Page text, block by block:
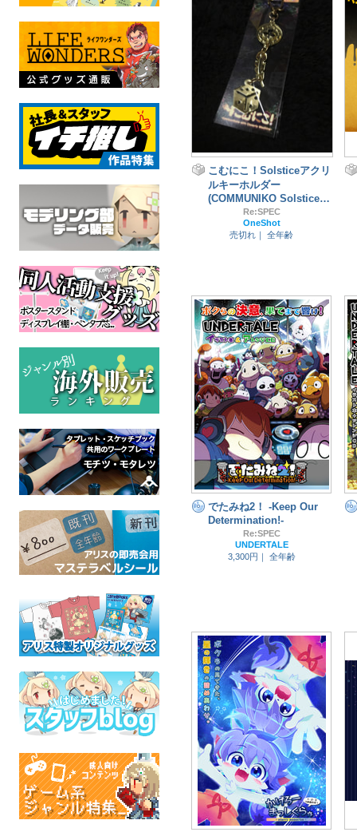
こむにこ！Solsticeアクリ
ルキーホルダー
(COMMUNIKO Solstice
acrylic charms)
Re:SPEC
OneShot
売切れ｜
全年齢
でたみね2！ -Keep Our
Determination!-
Re:SPEC
UNDERTALE
3,300円｜
全年齢